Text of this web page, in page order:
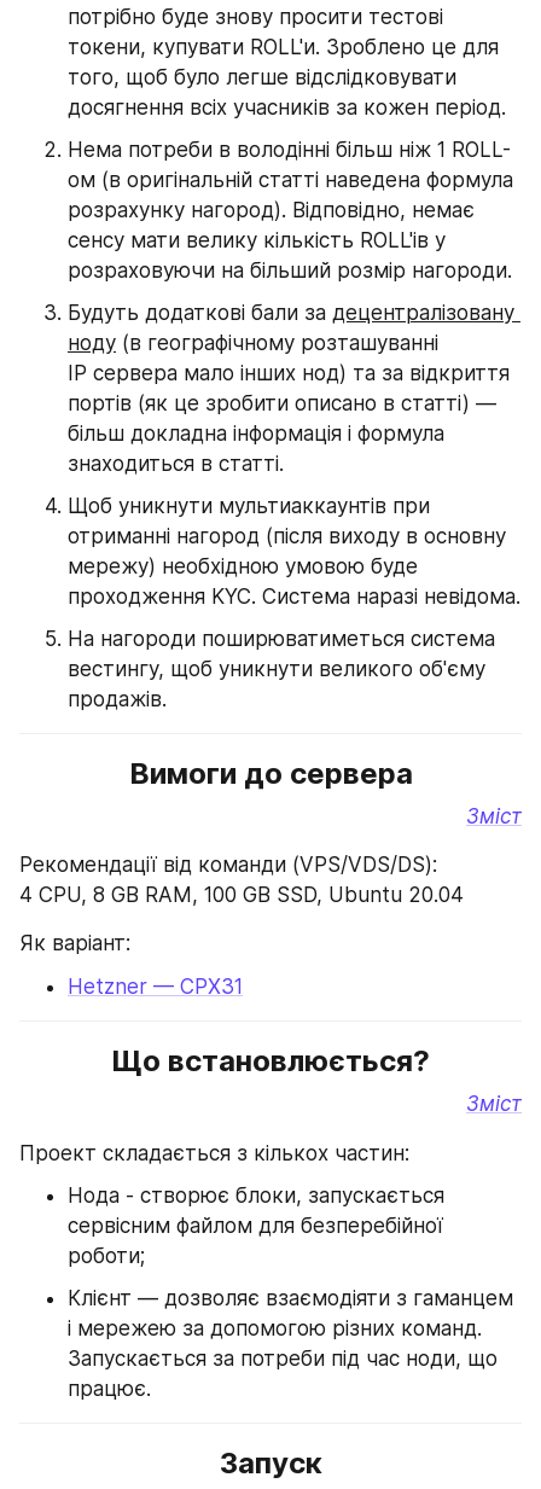
потрібно буде знову просити тестові
токени, купувати ROLL'и. Зроблено це для
того, щоб було легше відслідковувати
досягнення всіх учасників за кожен період.
Нема потреби в володінні більш ніж 1 ROLL-
ом (в оригінальній статті наведена формула
розрахунку нагород). Відповідно, немає
сенсу мати велику кількість ROLL'ів у
розраховуючи на більший розмір нагороди.
Будуть додаткові бали за децентралізовану
ноду (в географічному розташуванні
IP сервера мало інших нод) та за відкриття
портів (як це зробити описано в статті) —
більш докладна інформація і формула
знаходиться в статті.
Щоб уникнути мультиаккаунтів при
отриманні нагород (після виходу в основну
мережу) необхідною умовою буде
проходження KYC. Система наразі невідома.
На нагороди поширюватиметься система
вестингу, щоб уникнути великого об'єму
продажів.
Вимоги до сервера
Зміст
Рекомендації від команди (VPS/VDS/DS):
4 CPU, 8 GB RAM, 100 GB SSD, Ubuntu 20.04
Як варіант:
Hetzner — CPX31
Що встановлюється?
Зміст
Проект складається з кількох частин:
Нода - створює блоки, запускається
сервісним файлом для безперебійної
роботи;
Клієнт — дозволяє взаємодіяти з гаманцем
і мережею за допомогою різних команд.
Запускається за потреби під час ноди, що
працює.
Запуск